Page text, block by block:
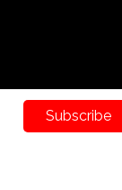
Subscribe